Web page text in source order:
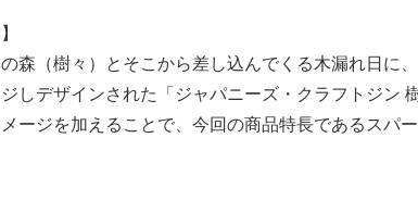
森（樹々）とそこから差し込んでくる木漏れ日に
しデザインされた「ジャパニーズ・クラフトジン
ージを加えることで、今回の商品特長であるスパ